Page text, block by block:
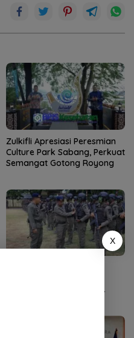
Zulkifli Apresiasi Peresmian
Culture Park Sabang, Perkuat
Semangat Gotong Royong
X